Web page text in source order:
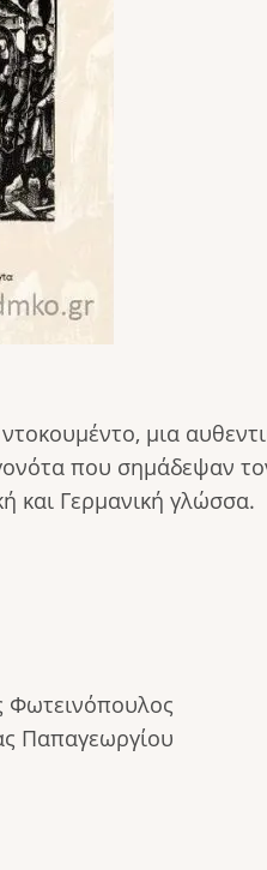
ντοκουμέντο, μια
που σημάδεψαν
και Γερμανική γλώσσα.
Φωτεινόπουλος
Παπαγεωργίου